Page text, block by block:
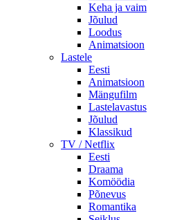
Keha ja vaim
Jõulud
Loodus
Animatsioon
Lastele
Eesti
Animatsioon
Mängufilm
Lastelavastus
Jõulud
Klassikud
TV / Netflix
Eesti
Draama
Komöödia
Põnevus
Romantika